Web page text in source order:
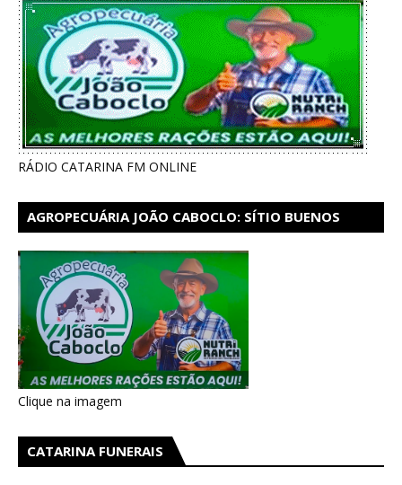
RÁDIO CATARINA FM ONLINE
AGROPECUÁRIA JOÃO CABOCLO: SÍTIO BUENOS
Clique na imagem
CATARINA FUNERAIS